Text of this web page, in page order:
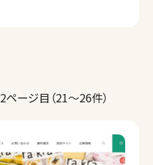
2ページ目（21〜26件）